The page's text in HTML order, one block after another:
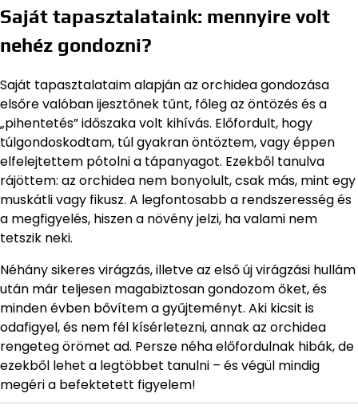
Saját tapasztalataink: mennyire volt
nehéz gondozni?
Saját tapasztalataim alapján az orchidea gondozása
elsőre valóban ijesztőnek tűnt, főleg az öntözés és a
„pihentetés” időszaka volt kihívás. Előfordult, hogy
túlgondoskodtam, túl gyakran öntöztem, vagy éppen
elfelejtettem pótolni a tápanyagot. Ezekből tanulva
rájöttem: az orchidea nem bonyolult, csak más, mint egy
muskátli vagy fikusz. A legfontosabb a rendszeresség és
a megfigyelés, hiszen a növény jelzi, ha valami nem
tetszik neki.
Néhány sikeres virágzás, illetve az első új virágzási hullám
után már teljesen magabiztosan gondozom őket, és
minden évben bővítem a gyűjteményt. Aki kicsit is
odafigyel, és nem fél kísérletezni, annak az orchidea
rengeteg örömet ad. Persze néha előfordulnak hibák, de
ezekből lehet a legtöbbet tanulni – és végül mindig
megéri a befektetett figyelem!